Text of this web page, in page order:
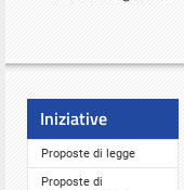
Iniziative
Proposte di legge
Proposte di